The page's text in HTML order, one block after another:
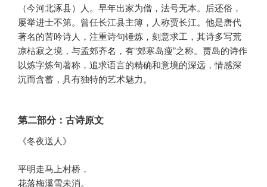
（今河北涿县）人。早年出家为僧，法号无本。后还俗，
屡举进士不第。曾任长江县主簿，人称贾长江。他是唐代
著名的苦吟诗人，注重诗句锤炼，刻意求工，其诗多写荒
凉枯寂之境，与孟郊齐名，有“郊寒岛瘦”之称。贾岛的诗作
以炼字炼句著称，追求语言的精确和意境的深远，情感深
沉而含蓄，具有独特的艺术魅力。
第二部分：古诗原文
《冬夜送人》
平明走马上村桥，
花落梅溪雪未消。